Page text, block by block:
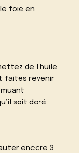
foie en
de l’huile
faites revenir
soit doré.
encore 3